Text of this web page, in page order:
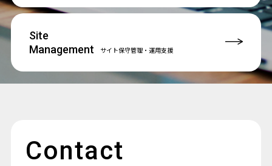
Site
Management
サイト保守管理・運用支援
Contact